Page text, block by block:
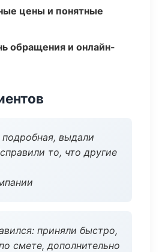
цены и понятные
обращения и онлайн-
выдали
то, что другие
приняли быстро,
смете, дополнительно